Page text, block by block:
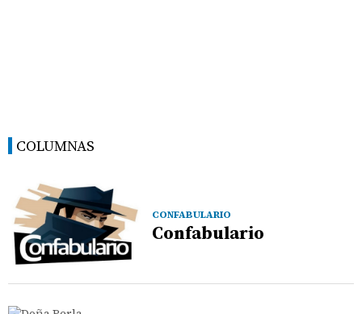
COLUMNAS
CONFABULARIO
Confabulario